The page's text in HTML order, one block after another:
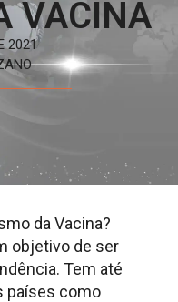
VACINA
2021
da Vacina?
objetivo de ser
Tem até
países como